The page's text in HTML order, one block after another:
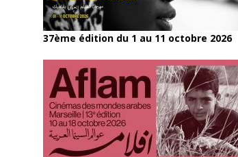
37ème édition du 1 au 11 octobre 2026